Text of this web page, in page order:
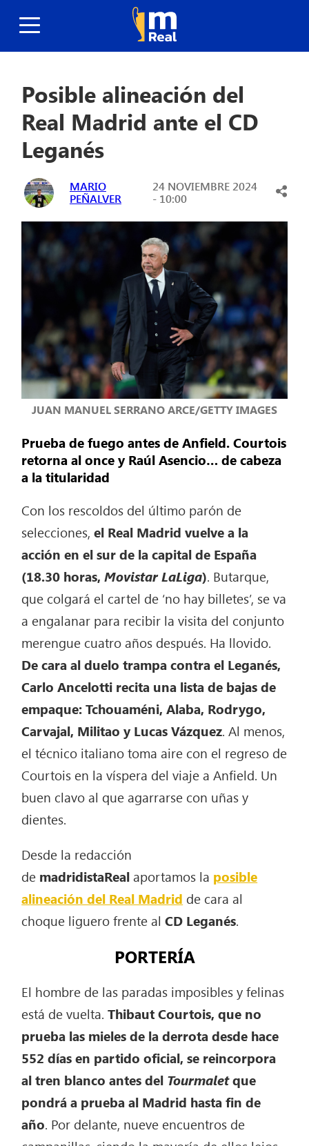
Posible alineación del
Real Madrid ante el CD
Leganés
MARIO
PEÑALVER
24 NOVIEMBRE 2024
- 10:00
JUAN MANUEL SERRANO ARCE/GETTY IMAGES
Prueba de fuego antes de Anfield. Courtois
retorna al once y Raúl Asencio… de cabeza
a la titularidad
Con los rescoldos del último parón de
selecciones,el Real Madrid vuelve a la
acción en el sur de la capital de España
(18.30 horas,Movistar LaLiga). Butarque,
que colgará el cartel de ‘no hay billetes’, se va
a engalanar para recibir la visita del conjunto
merengue cuatro años después. Ha llovido.
De cara al duelo trampa contra el Leganés,
Carlo Ancelotti recita una lista de bajas de
empaque: Tchouaméni, Alaba, Rodrygo,
Carvajal, Militao y Lucas Vázquez. Al menos,
el técnico italiano toma aire con el regreso de
Courtois en la víspera del viaje a Anfield. Un
buen clavo al que agarrarse con uñas y
dientes.
Desde la redacción
de madridistaRealaportamos la posible
alineación del Real Madrid de cara al
choque liguero frente alCD Leganés.
PORTERÍA
El hombre de las paradas imposibles y felinas
está de vuelta.Thibaut Courtois, que no
prueba las mieles de la derrota desde hace
552 días en partido oficial, se reincorpora
al tren blanco antes del Tourmaletque
pondrá a prueba al Madrid hasta fin de
año. Por delante, nueve encuentros de